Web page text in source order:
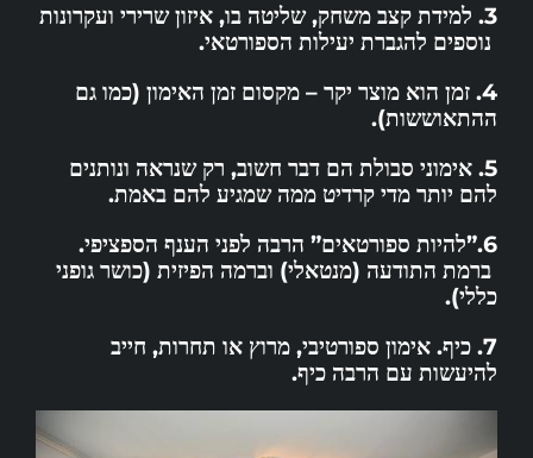
3. למידת קצב משחק, שליטה בו, איזון שרירי ועקרונות
נוספים להגברת יעילות הספורטאי.
4. זמן הוא מוצר יקר – מקסום זמן האימון (כמו גם
ההתאוששות).
5. אימוני סבולת הם דבר חשוב, רק שנראה ונותנים
להם יותר מדי קרדיט ממה שמגיע להם באמת.
6.”להיות ספורטאים” הרבה לפני הענף הספציפי.
ברמת התודעה (מנטאלי) וברמה הפיזית (כושר גופני
כללי).
7. כיף. אימון ספורטיבי, מרוץ או תחרות, חייב
להיעשות עם הרבה כיף.